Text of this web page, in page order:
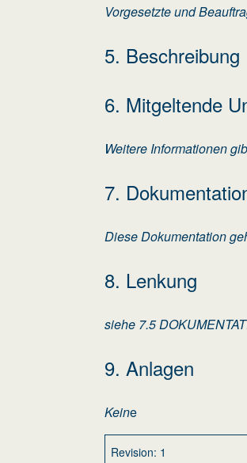
Vorgesetzte und
5. Beschreibung
6. Mitgeltende
Weitere Informationen
7.
Diese Dokumentation
8. Lenkung
siehe 7.5
9. Anlagen
Keine
Revision: 1